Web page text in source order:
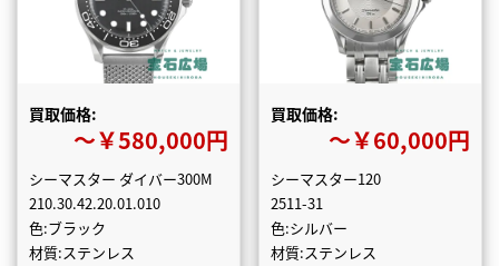
買取価格:
〜￥580,000円
シーマスター ダイバー300M
210.30.42.20.01.010
色:ブラック
材質:ステンレス
買取価格:
〜￥60,000円
シーマスター120
2511-31
色:シルバー
材質:ステンレス